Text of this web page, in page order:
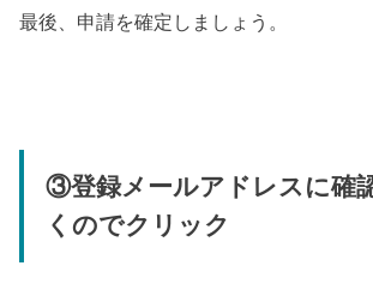
最後、申請を確定しましょう。
③登録メールアドレスに確
くのでクリック